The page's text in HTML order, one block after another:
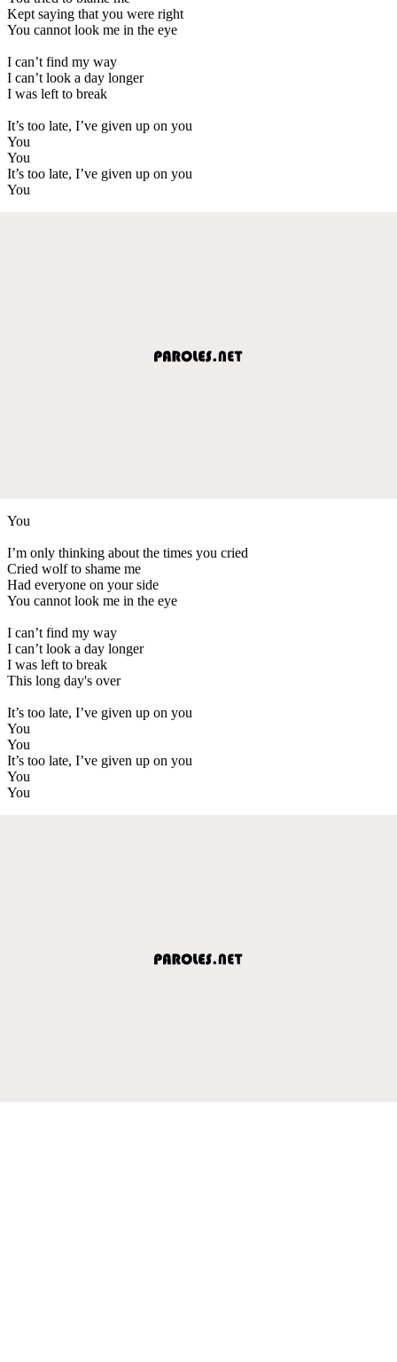
Kept saying that you were right
You cannot look me in the eye
I can’t find my way
I can’t look a day longer
I was left to break
It’s too late, I’ve given up on you
You
You
It’s too late, I’ve given up on you
You
You
I’m only thinking about the times you cried
Cried wolf to shame me
Had everyone on your side
You cannot look me in the eye
I can’t find my way
I can’t look a day longer
I was left to break
This long day's over
It’s too late, I’ve given up on you
You
You
It’s too late, I’ve given up on you
You
You